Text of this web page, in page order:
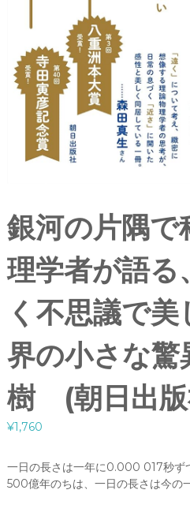
銀河の片隅で
理学者が語る
く不思議で
界の小さな驚
樹 (朝日出
¥1,760
一日の長さは一年に0.000 017秒ず
500億年のちは、一日の長さは今